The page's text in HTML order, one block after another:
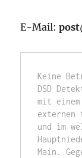
E-Mail:
Keine
DSD
mit
externen
und im
Main.